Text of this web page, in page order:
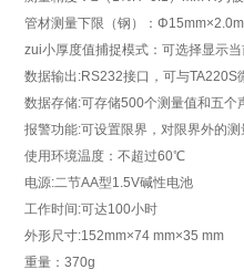
管材测量下限（钢）：
zui小厚度值捕捉模式：可选择显示
数据输出:RS232接口，可与
数据存储:可存储500个测量值和
报警功能:可设置限界，对限界外的
使用环境温度：不超过60℃
电源:二节AA型1.5V碱性电池
工作时间:可达100小时
外形尺寸:152mm×74 mm×35 mm
重量：370g